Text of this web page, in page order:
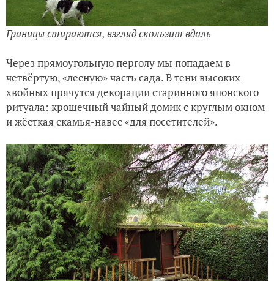
Границы стираются, взгляд скользит вдаль
Через прямоугольную перголу мы попадаем в
четвёртую, «лесную» часть сада. В тени высоких
хвойных прячутся декорации старинного японского
ритуала: крошечный чайный домик с круглым окном
и жёсткая скамья-навес «для посетителей».